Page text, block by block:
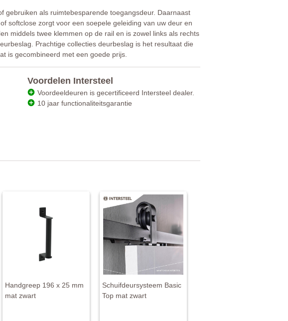
gebruiken als ruimtebesparende toegangsdeur. Daarnaast
softclose zorgt voor een soepele geleiding van uw deur en
middels twee klemmen op de rail en is zowel links als rechts
Prachtige collecties deurbeslag is het resultaat die
is gecombineerd met een goede prijs.
Voordelen Intersteel
Voordeeldeuren is gecertificeerd Intersteel dealer.
10 jaar functionaliteitsgarantie
Handgreep 196 x 25 mm
mat zwart
Schuifdeursysteem Basic
Top mat zwart